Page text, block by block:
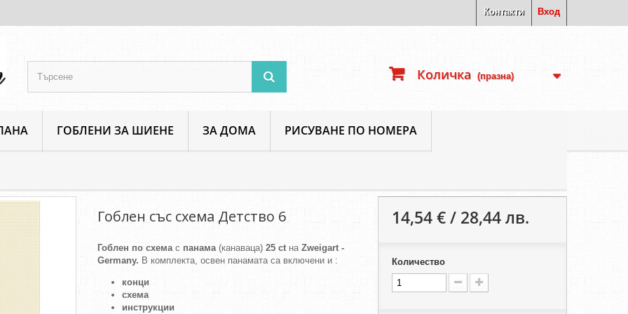
Вход
Контакти
ГОБЛЕНИ ЗА ШИЕНЕ ЗА ДОМА РИСУВАНЕ ПО НОМЕРА
Количка (празна)
Гоблен със схема Детство 6
Гоблен по схемас панама(канаваца) 25 ctна Zweigart -
Germany. В комплекта, освен панамата са включени и :
конци
схема
инструкции
14,54 € / 28,44 лв.
Количество